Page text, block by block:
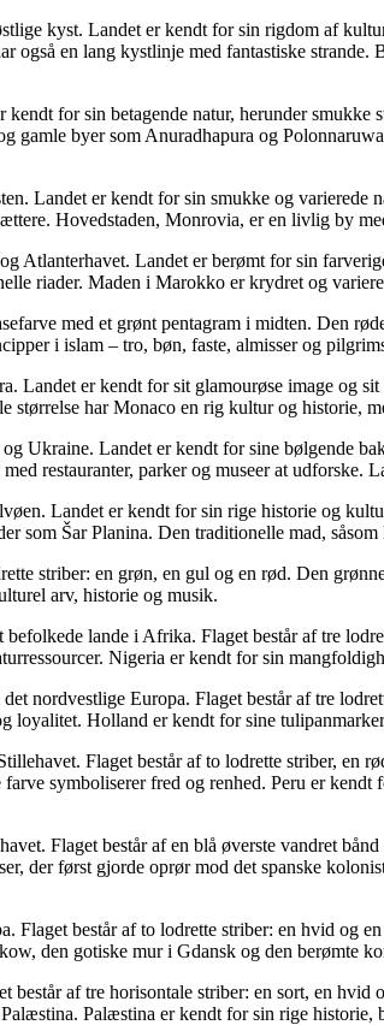
kyst. Landet er kendt for sin rigdom af
en lang kystlinje med fantastiske
for sin betagende natur, herunder smukke
byer som Anuradhapura og
Landet er kendt for sin smukke og varierede
Hovedstaden, Monrovia, er en livlig by
Landet er berømt for sin
riader. Maden i Marokko er krydret og
med et grønt pentagram i midten. Den
i islam – tro, bøn, faste, almisser og
er kendt for sit glamourøse image og
har Monaco en rig kultur og historie,
Landet er kendt for sine bølgende
restauranter, parker og museer at udforske.
Landet er kendt for sin rige historie og
som Šar Planina. Den traditionelle mad,
striber: en grøn, en gul og en rød. Den
arv, historie og musik.
lande i Afrika. Flaget består af tre
Nigeria er kendt for sin
nordvestlige Europa. Flaget består af tre
Holland er kendt for sine
Flaget består af to lodrette striber, en
symboliserer fred og renhed. Peru er
Flaget består af en blå øverste vandret
der først gjorde oprør mod det spanske
består af to lodrette striber: en hvid og
den gotiske mur i Gdansk og den berømte
af tre horisontale striber: en sort, en
Palæstina er kendt for sin rige